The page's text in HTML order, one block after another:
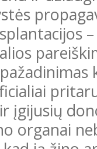
įgijusių
organai